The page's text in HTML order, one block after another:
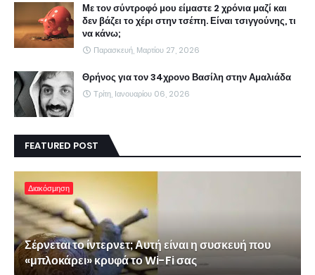
Με τον σύντροφό μου είμαστε 2 χρόνια μαζί και
δεν βάζει το χέρι στην τσέπη. Είναι τσιγγούνης, τι
να κάνω;
Παρασκευή, Μαρτίου 27, 2026
Θρήνος για τον 34χρονο Βασίλη στην Αμαλιάδα
Τρίτη, Ιανουαρίου 06, 2026
FEATURED POST
Διακόσμηση
Σέρνεται το ίντερνετ; Αυτή είναι η συσκευή που
«μπλοκάρει» κρυφά το Wi-Fi σας